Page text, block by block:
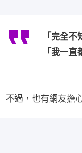
「完全
「我一
不過，也有網友擔